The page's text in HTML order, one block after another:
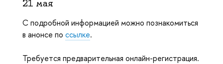
21 мая
С подробной информацией можно познакомиться
в анонсе по ссылке.
Требуется предварительная онлайн-регистрация.